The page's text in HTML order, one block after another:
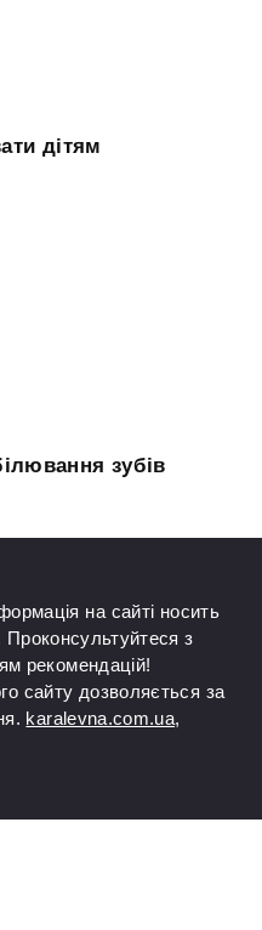
дітям
зубів
на сайті носить
з
рекомендацій!
сайту дозволяється за
karalevna.com.ua,